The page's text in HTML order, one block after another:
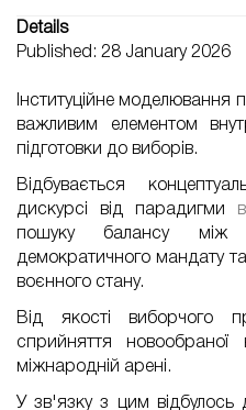
Details
Published: 28 January 2026
Інституційне моделювання
важливим елементом
підготовки до виборів.
Відбувається
дискурсі від парадигми
пошуку балансу між
демократичного мандату
воєнного стану.
Від якості виборчого
сприйняття
міжнародній арені.
У зв'язку з цим відбулось